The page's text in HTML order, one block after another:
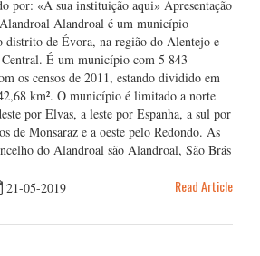
por: «A sua instituição aqui» Apresentação
Alandroal é um município
distrito de Évora, na região do Alentejo e
É um município com 5 843
os censos de 2011, estando dividido em
km². O município é limitado a norte
por Elvas, a leste por Espanha, a sul por
de Monsaraz e a oeste pelo Redondo. As
do Alandroal são Alandroal, São Brás
21-05-2019 Read Article